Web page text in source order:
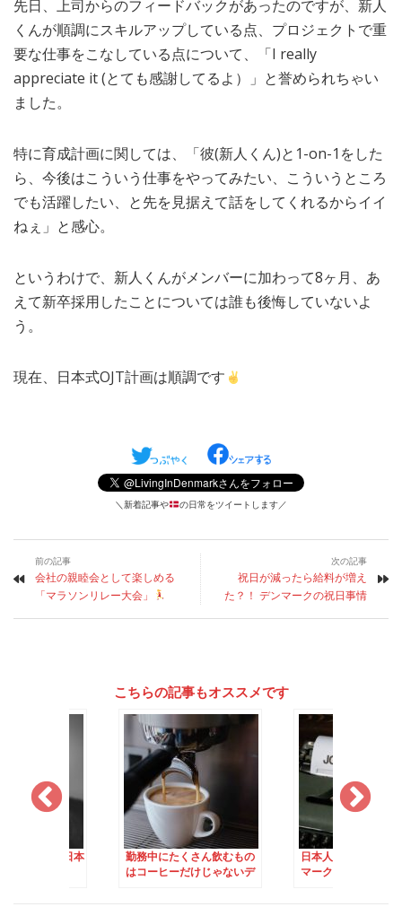
先日、上司からのフィードバックがあったのですが、新人
くんが順調にスキルアップしている点、プロジェクトで重
要な仕事をこなしている点について、「I really
appreciate it (とても感謝してるよ）」と誉められちゃい
ました。
特に育成計画に関しては、「彼(新人くん)と1-on-1をした
ら、今後はこういう仕事をやってみたい、こういうところ
でも活躍したい、と先を見据えて話をしてくれるからイイ
ねぇ」と感心。
というわけで、新人くんがメンバーに加わって8ヶ月、あ
えて新卒採用したことについては誰も後悔していないよ
う。
現在、日本式OJT計画は順調です
＼新着記事や の日常をツイートします／
前の記事
会社の親睦会として楽しめる
「マラソンリレー大会」
次の記事
祝日が減ったら給料が増え
た？！ デンマークの祝日事情
こちらの記事もオススメです
えないのは日本
勤務中にたくさん飲むもの
はコーヒーだけじゃないデ
日本人サラリーマン
マークでジョブ型採